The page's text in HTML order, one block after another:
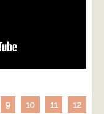
9 10 11 12